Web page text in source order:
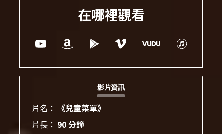
在哪裡觀看
影片資訊
片名：
《兒童菜單》
片長： 90 分鐘